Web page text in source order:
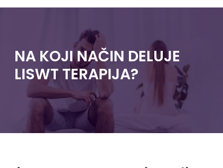
NA KOJI NAČIN DELUJE
LISWT TERAPIJA?